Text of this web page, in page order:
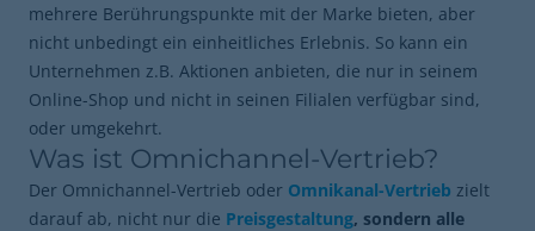
mehrere Berührungspunkte mit der Marke bieten, aber
nicht unbedingt ein einheitliches Erlebnis. So kann ein
Unternehmen z.B. Aktionen anbieten, die nur in seinem
Online-Shop und nicht in seinen Filialen verfügbar sind,
oder umgekehrt.
Was ist Omnichannel-Vertrieb?
Der Omnichannel-Vertrieb oder Omnikanal-Vertrieb zielt
darauf ab, nicht nur die Preisgestaltung, sondern alle